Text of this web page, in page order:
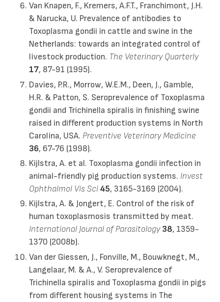
Van Knapen, F., Kremers, A.F.T., Franchimont, J.H.
& Narucka, U. Prevalence of antibodies to
Toxoplasma gondii in cattle and swine in the
Netherlands: towards an integrated control of
livestock production. The Veterinary Quarterly
17, 87-91 (1995).
Davies, P.R., Morrow, W.E.M., Deen, J., Gamble,
H.R. & Patton, S. Seroprevalence of Toxoplasma
gondii and Trichinella spiralis in finishing swine
raised in different production systems in North
Carolina, USA. Preventive Veterinary Medicine
36, 67-76 (1998).
Kijlstra, A. et al. Toxoplasma gondii infection in
animal-friendly pig production systems. Invest
Ophthalmol Vis Sci45, 3165-3169 (2004).
Kijlstra, A. & Jongert, E. Control of the risk of
human toxoplasmosis transmitted by meat.
International Journal of Parasitology 38, 1359-
1370 (2008b).
Van der Giessen, J., Fonville, M., Bouwknegt, M.,
Langelaar, M. & A., V. Seroprevalence of
Trichinella spiralis and Toxoplasma gondii in pigs
from different housing systems in The